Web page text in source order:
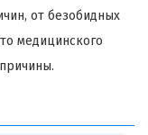
от безобидных
медицинского